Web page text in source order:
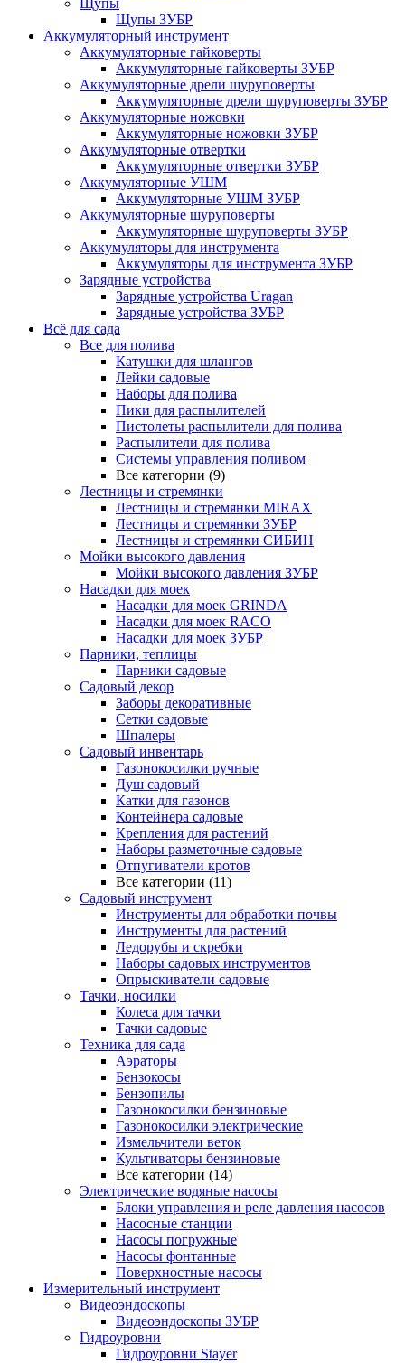
Щупы
Щупы ЗУБР
Аккумуляторный инструмент
Аккумуляторные гайковерты
Аккумуляторные гайковерты ЗУБР
Аккумуляторные дрели шуруповерты
Аккумуляторные дрели шуруповерты ЗУБР
Аккумуляторные ножовки
Аккумуляторные ножовки ЗУБР
Аккумуляторные отвертки
Аккумуляторные отвертки ЗУБР
Аккумуляторные УШМ
Аккумуляторные УШМ ЗУБР
Аккумуляторные шуруповерты
Аккумуляторные шуруповерты ЗУБР
Аккумуляторы для инструмента
Аккумуляторы для инструмента ЗУБР
Зарядные устройства
Зарядные устройства Uragan
Зарядные устройства ЗУБР
Всё для сада
Все для полива
Катушки для шлангов
Лейки садовые
Наборы для полива
Пики для распылителей
Пистолеты распылители для полива
Распылители для полива
Системы управления поливом
Все категории (9)
Лестницы и стремянки
Лестницы и стремянки MIRAX
Лестницы и стремянки ЗУБР
Лестницы и стремянки СИБИН
Мойки высокого давления
Мойки высокого давления ЗУБР
Насадки для моек
Насадки для моек GRINDA
Насадки для моек RACO
Насадки для моек ЗУБР
Парники, теплицы
Парники садовые
Садовый декор
Заборы декоративные
Сетки садовые
Шпалеры
Садовый инвентарь
Газонокосилки ручные
Душ садовый
Катки для газонов
Контейнера садовые
Крепления для растений
Наборы разметочные садовые
Отпугиватели кротов
Все категории (11)
Садовый инструмент
Инструменты для обработки почвы
Инструменты для растений
Ледорубы и скребки
Наборы садовых инструментов
Опрыскиватели садовые
Тачки, носилки
Колеса для тачки
Тачки садовые
Техника для сада
Аэраторы
Бензокосы
Бензопилы
Газонокосилки бензиновые
Газонокосилки электрические
Измельчители веток
Культиваторы бензиновые
Все категории (14)
Электрические водяные насосы
Блоки управления и реле давления насосов
Насосные станции
Насосы погружные
Насосы фонтанные
Поверхностные насосы
Измерительный инструмент
Видеоэндоскопы
Видеоэндоскопы ЗУБР
Гидроуровни
Гидроуровни Stayer